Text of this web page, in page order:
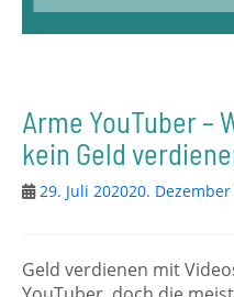
Arme YouTuber –
kein Geld
29. Juli 202020. Dezember
Geld verdienen mit